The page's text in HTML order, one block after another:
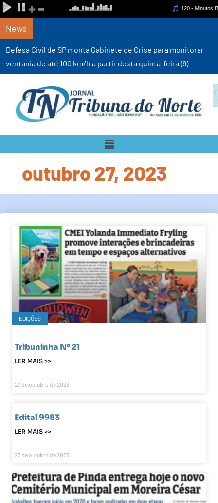
News
Defesa Civil de SP monta Gabinete de Crise para monitorar
ventania de até 100 km/h a partir desta quinta-feira (6)
outubro 27, 2023
EDIÇÕES
Tribuninha N° 21
LER MAIS >>
27 de outubro de 2023
Edital 9983
LER MAIS >>
27 de outubro de 2023